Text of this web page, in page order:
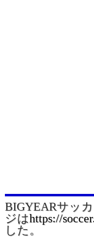
BIGYEARサッ
ジはhttps://
した。